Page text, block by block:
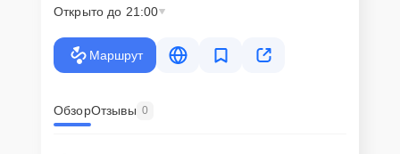
Открыто до 21:00
Маршрут
ОбзорОтзывы 0